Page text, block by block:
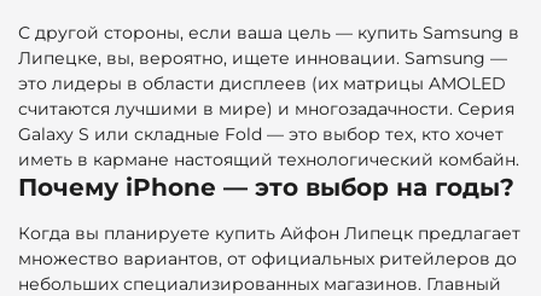
С другой стороны, если ваша цель — купить Samsung в
Липецке, вы, вероятно, ищете инновации. Samsung —
это лидеры в области дисплеев (их матрицы AMOLED
считаются лучшими в мире) и многозадачности. Серия
Galaxy S или складные Fold — это выбор тех, кто хочет
иметь в кармане настоящий технологический комбайн.
Почему iPhone — это выбор на годы?
Когда вы планируете купить Айфон Липецк предлагает
множество вариантов, от официальных ритейлеров до
небольших специализированных магазинов. Главный